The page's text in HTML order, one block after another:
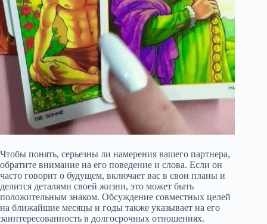
Чтобы понять, серьезны ли намерения вашего партнера,
обратите внимание на его поведение и слова. Если он
часто говорит о будущем, включает вас в свои планы и
делится деталями своей жизни, это может быть
положительным знаком. Обсуждение совместных целей
на ближайшие месяцы и годы также указывает на его
заинтересованность в долгосрочных отношениях.